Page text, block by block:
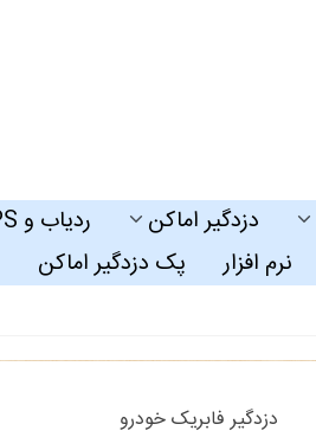
دزدگیر اماکن ردیاب و GPS
نرم افزار پک دزدگیر اماکن
دزدگیر فابریک خودرو